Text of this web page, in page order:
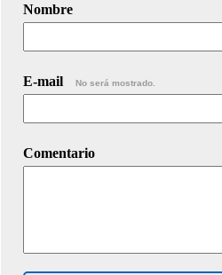
Nombre
E-mail No será mostrado.
Comentario